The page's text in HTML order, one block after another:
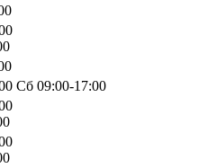
Сб 09:00-17:00